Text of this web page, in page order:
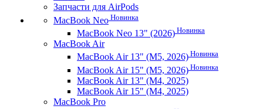
Запчасти для AirPods
MacBook Neo Новинка
MacBook Neo 13" (2026) Новинка
MacBook Air
MacBook Air 13" (M5, 2026) Новинка
MacBook Air 15" (M5, 2026) Новинка
MacBook Air 13" (M4, 2025)
MacBook Air 15" (M4, 2025)
MacBook Pro